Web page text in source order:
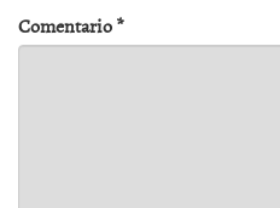
Comentario*